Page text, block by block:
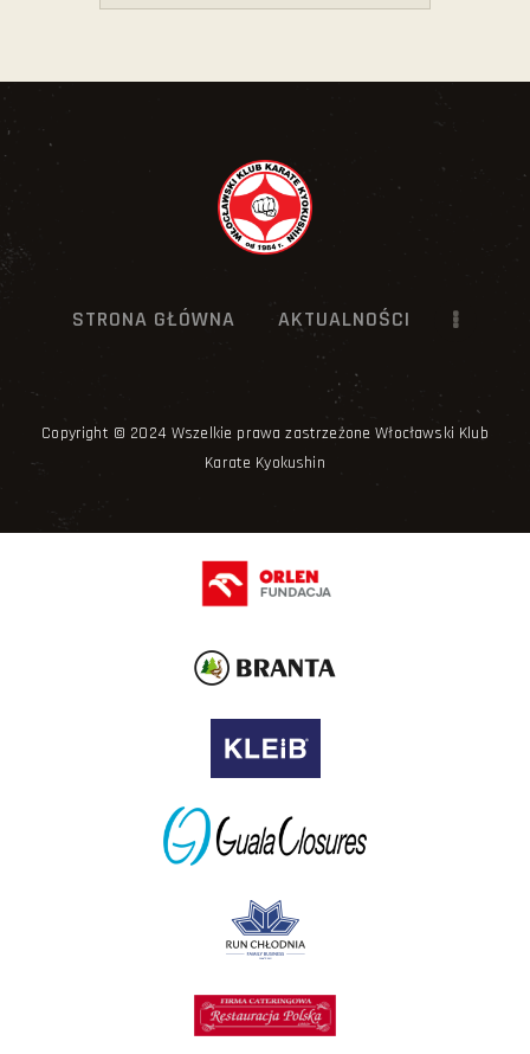
STRONA GŁÓWNA AKTUALNOŚCI
Copyright © 2024 Wszelkie prawa zastrzeżone Włocławski Klub
Karate Kyokushin